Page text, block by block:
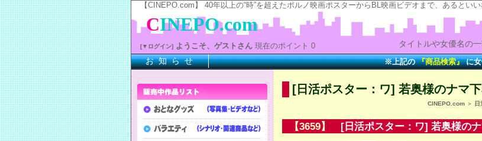
【CINEPO.com】 40年以上の“時”を超えたポルノ映画ポスターからBL映画ビデオまで、あるといい
[日活ポスター：ワ] 若奥様のナマ
CINEPO.com ＞ 日
【3659】 [日活ポスター：ワ] 若奥様の
タイトルや女優名の
※上記の『商品検索』に女優名や
CINEPO.com
[▼ログイン] ようこそ、ゲストさん 現在のポイント 0
お 知 ら せ